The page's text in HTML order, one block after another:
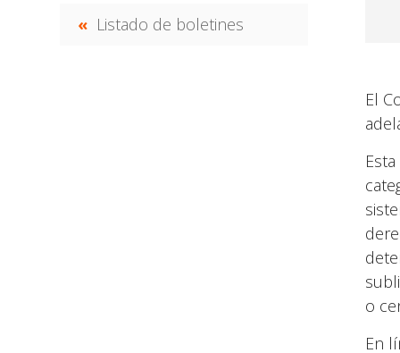
El
o
En
Listado de boletines